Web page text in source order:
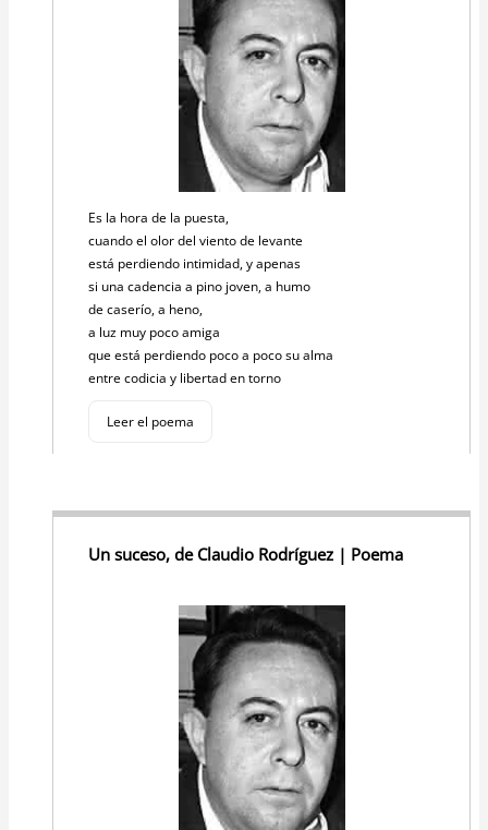
Es la hora de la puesta,
cuando el olor del viento de levante
está perdiendo intimidad, y apenas
si una cadencia a pino joven, a humo
de caserío, a heno,
a luz muy poco amiga
que está perdiendo poco a poco su alma
entre codicia y libertad en torno
Leer el poema
Un suceso, de Claudio Rodríguez | Poema